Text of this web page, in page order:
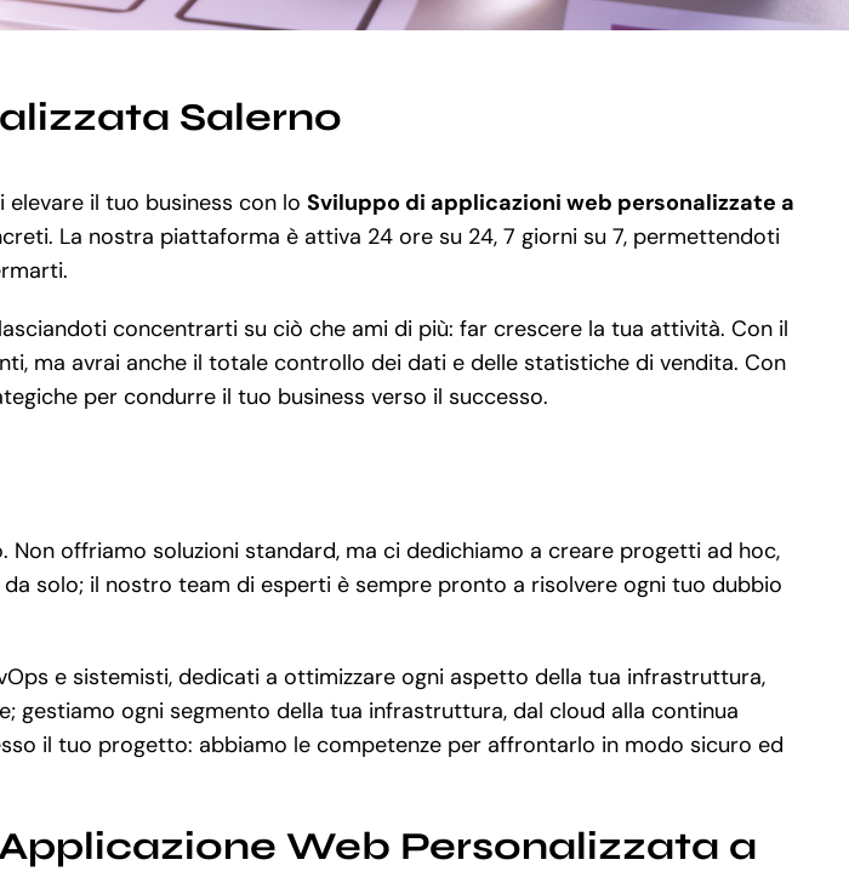
Salerno
il tuo business con lo Sviluppo di applicazioni web personalizzate a
La nostra piattaforma è attiva 24 ore su 24, 7 giorni su 7, permettendoti
concentrarti su ciò che ami di più: far crescere la tua attività. Con il
ma avrai anche il totale controllo dei dati e delle statistiche di vendita. Con
per condurre il tuo business verso il successo.
offriamo soluzioni standard, ma ci dedichiamo a creare progetti ad hoc,
solo; il nostro team di esperti è sempre pronto a risolvere ogni tuo dubbio
e sistemisti, dedicati a ottimizzare ogni aspetto della tua infrastruttura,
gestiamo ogni segmento della tua infrastruttura, dal cloud alla continua
il tuo progetto: abbiamo le competenze per affrontarlo in modo sicuro ed
Web Personalizzata a